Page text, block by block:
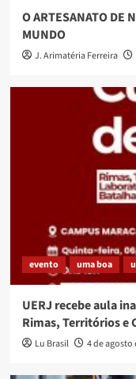
O ARTESANATO DE
MUNDO
J. Arimatéria Ferreira
evento uma boa
UERJ recebe aula
Rimas, Territórios e
Lu Brasil 4 de agosto